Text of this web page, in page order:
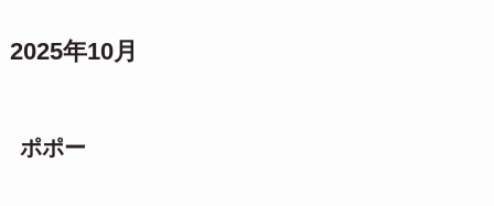
2025年10月
ポポー